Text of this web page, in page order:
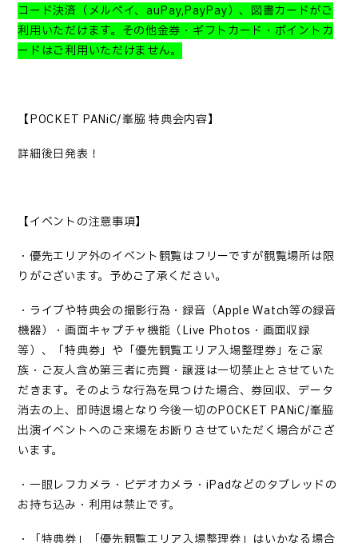
コード決済（メルペイ、auPay,PayPay）、図書カードがご
利用いただけます。その他金券・ギフトカード・ポイントカ
ードはご利用いただけません。
【POCKET PANiC/峯脇 特典会内容】
詳細後日発表！
【イベントの注意事項】
・優先エリア外のイベント観覧はフリーですが観覧場所は限
りがございます。予めご了承ください。
・ライブや特典会の撮影行為・録音（Apple Watch等の録音
機器）・画面キャプチャ機能（Live Photos ・画面収録
等）、「特典券」や「優先観覧エリア入場整理券」をご家
族・ご友人含め第三者に売買・譲渡は一切禁止とさせていた
だきます。そのような行為を見つけた場合、券回収、データ
消去の上、即時退場となり今後一切のPOCKET PANiC/峯脇
出演イベントへのご来場をお断りさせていただく場合がござ
います。
・一眼レフカメラ・ビデオカメラ・ iPadなどのタブレッドの
お持ち込み・利用は禁止です。
・「特典券」「優先観覧エリア入場整理券」はいかなる場合